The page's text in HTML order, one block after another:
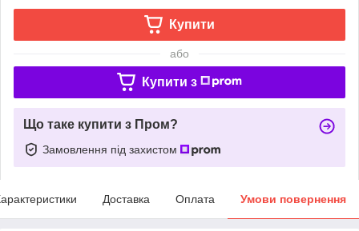
Купити
або
Купити з
Що таке купити з Пром?
Замовлення під захистом
Доставка Оплата Умови повернення